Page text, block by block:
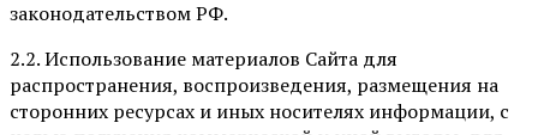
законодательством РФ.
2.2. Использование материалов Сайта для
распространения, воспроизведения, размещения на
сторонних ресурсах и иных носителях информации, с